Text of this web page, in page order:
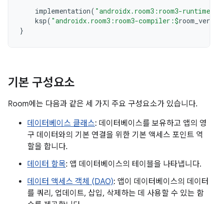
implementation( "androidx.room3:room3-runtime:
ksp( "androidx.room3:room3-compiler:$
}
기본 구성요소
Room에는 다음과 같은 세 가지 주요 구성요소가 있습니다.
데이터베이스 클래스: 데이터베이스를 보유하고 앱의 영
구 데이터와의 기본 연결을 위한 기본 액세스 포인트 역
할을 합니다.
데이터 항목: 앱 데이터베이스의 테이블을 나타냅니다.
데이터 액세스 객체 (DAO): 앱이 데이터베이스의 데이터
를 쿼리, 업데이트, 삽입, 삭제하는 데 사용할 수 있는 함